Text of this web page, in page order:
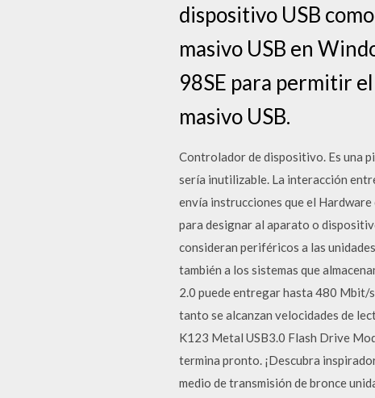
dispositivo USB
masivo USB en
98SE para permitir
masivo USB.
Controlador de dispositivo. Es una
sería inutilizable. La interacción
envía instrucciones que el
para designar al aparato o
consideran periféricos a las
también a los sistemas que
2.0 puede entregar hasta 480 Mbit/
tanto se alcanzan velocidades de
K123 Metal USB3.0 Flash Drive
termina pronto. ¡Descubra
medio de transmisión de bronce